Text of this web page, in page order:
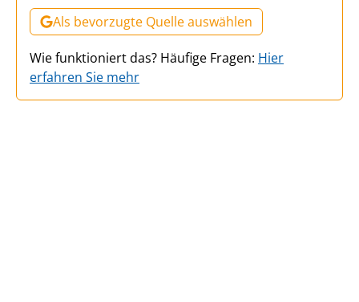
Als bevorzugte Quelle auswählen
Wie funktioniert das? Häufige Fragen: Hier
erfahren Sie mehr